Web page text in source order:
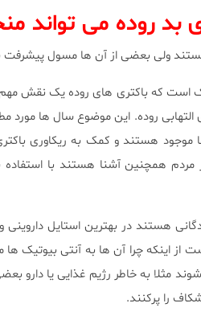
ولی بعضی از آن ها مسول پیشرفت
است که باکتری های روده یک نقش
التهابی روده. این موضوع سال ها مورد
موجود هستند و کمک به ریکاوری
مردم همچنین آشنا هستند با
هستند در بهترین استایل
از اینکه چرا آن ها به آنتی بیوتیک
مثلا به خاطر رژیم غذایی یا دارو
را پرکنند.